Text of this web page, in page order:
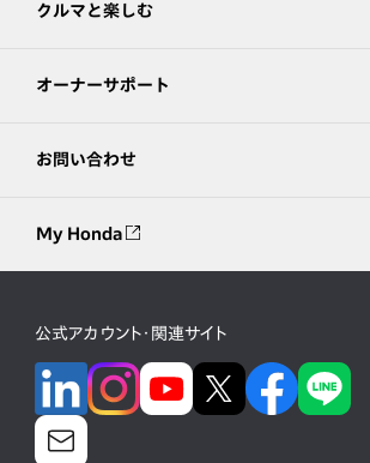
クルマと楽しむ
オーナーサポート
お問い合わせ
My Honda
公式アカウント・関連サイト